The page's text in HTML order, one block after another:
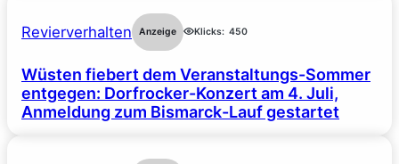
Revierverhalten Anzeige Klicks: 450
Wüsten fiebert dem Veranstaltungs-Sommer
entgegen: Dorfrocker-Konzert am 4. Juli,
Anmeldung zum Bismarck-Lauf gestartet